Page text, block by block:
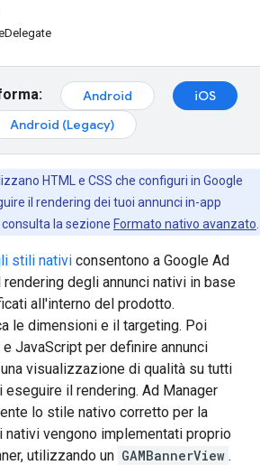
Android
iOS
Android (Legacy)
HTML e CSS che configuri in Google
il rendering dei tuoi annunci in-app
la sezione Formato nativo avanzato
stili nativi consentono a Google Ad
degli annunci nativi in base
all'interno del prodotto.
le dimensioni e il targeting. Poi
JavaScript per definire annunci
visualizzazione di qualità su tutti
il rendering. Ad Manager
lo stile nativo corretto per la
vengono implementati proprio
utilizzando un GAMBannerView .